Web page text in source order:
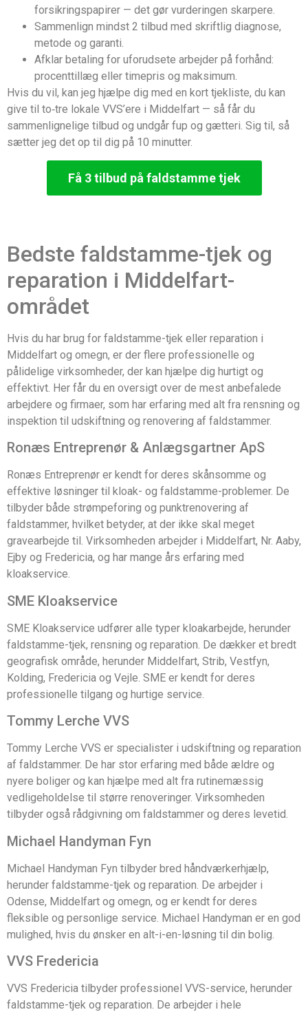
forsikringspapirer — det gør vurderingen skarpere.
Sammenlign mindst 2 tilbud med skriftlig diagnose,
metode og garanti.
Afklar betaling for uforudsete arbejder på forhånd:
procenttillæg eller timepris og maksimum.
Hvis du vil, kan jeg hjælpe dig med en kort tjekliste, du kan
give til to‑tre lokale VVS’ere i Middelfart — så får du
sammenlignelige tilbud og undgår fup og gætteri. Sig til, så
sætter jeg det op til dig på 10 minutter.
Få 3 tilbud på faldstamme tjek
Bedste faldstamme-tjek og
reparation i Middelfart-
området
Hvis du har brug for faldstamme-tjek eller reparation i
Middelfart og omegn, er der flere professionelle og
pålidelige virksomheder, der kan hjælpe dig hurtigt og
effektivt. Her får du en oversigt over de mest anbefalede
arbejdere og firmaer, som har erfaring med alt fra rensning og
inspektion til udskiftning og renovering af faldstammer.
Ronæs Entreprenør & Anlægsgartner ApS
Ronæs Entreprenør er kendt for deres skånsomme og
effektive løsninger til kloak- og faldstamme-problemer. De
tilbyder både strømpeforing og punktrenovering af
faldstammer, hvilket betyder, at der ikke skal meget
gravearbejde til. Virksomheden arbejder i Middelfart, Nr. Aaby,
Ejby og Fredericia, og har mange års erfaring med
kloakservice.
SME Kloakservice
SME Kloakservice udfører alle typer kloakarbejde, herunder
faldstamme-tjek, rensning og reparation. De dækker et bredt
geografisk område, herunder Middelfart, Strib, Vestfyn,
Kolding, Fredericia og Vejle. SME er kendt for deres
professionelle tilgang og hurtige service.
Tommy Lerche VVS
Tommy Lerche VVS er specialister i udskiftning og reparation
af faldstammer. De har stor erfaring med både ældre og
nyere boliger og kan hjælpe med alt fra rutinemæssig
vedligeholdelse til større renoveringer. Virksomheden
tilbyder også rådgivning om faldstammer og deres levetid.
Michael Handyman Fyn
Michael Handyman Fyn tilbyder bred håndværkerhjælp,
herunder faldstamme-tjek og reparation. De arbejder i
Odense, Middelfart og omegn, og er kendt for deres
fleksible og personlige service. Michael Handyman er en god
mulighed, hvis du ønsker en alt-i-en-løsning til din bolig.
VVS Fredericia
VVS Fredericia tilbyder professionel VVS-service, herunder
faldstamme-tjek og reparation. De arbejder i hele